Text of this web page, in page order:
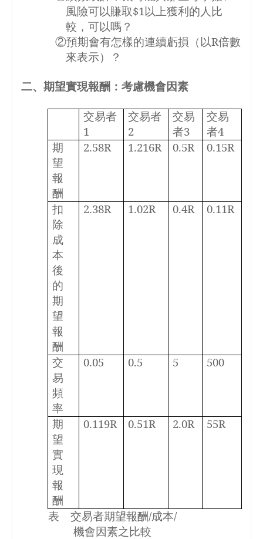
風險可以賺取$1以上獲利的人比
較，可以嗎？
②預期會有怎樣的連續虧損（以R倍數
來表示）？
二、期望實現報酬：考慮機會因素
交易者
1
交易者
2
交易
者3
交易
者4
期
望
報
酬
2.58R 1.216R 0.5R 0.15R
扣
除
成
本
後
的
期
望
報
酬
2.38R 1.02R 0.4R 0.11R
交
易
頻
率
0.05 0.5 5 500
期
望
實
現
報
酬
0.119R 0.51R 2.0R 55R
表 交易者期望報酬/成本/
機會因素之比較